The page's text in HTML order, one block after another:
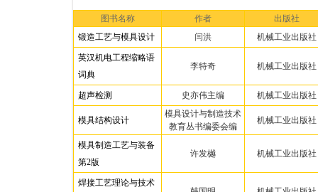
图书名称 作者
出版社
锻造工艺与模具设计
闫洪 机械工业出版社
英汉机电工程缩略语
词典
李特奇 机械工业出版社
超声检测 史亦伟主编 机械工业出版社
模具结构设计
模具设计与制造技术
教育丛书编委会编
机械工业出版社
模具制造工艺与装备
第2版
许发樾 机械工业出版社
焊接工艺理论与技术